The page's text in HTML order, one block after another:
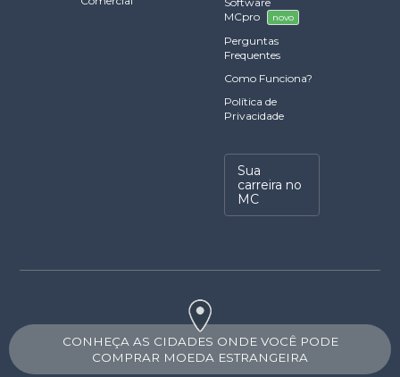
MCpro
novo
Perguntas
Frequentes
Como Funciona?
Política de
Privacidade
Sua
carreira no
MC
CONHEÇA AS CIDADES ONDE VOCÊ PODE
COMPRAR MOEDA ESTRANGEIRA